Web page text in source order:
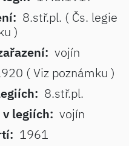
8.stř.pl. ( Čs. legie
)
vojín
( Viz poznámku )
8.stř.pl.
legiích: vojín
1961